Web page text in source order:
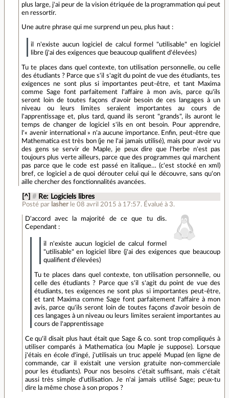
plus large, j'ai peur de la vision étriquée de la programmation qui peut
en ressortir.
Une autre phrase qui me surprend un peu, plus haut :
il n'existe aucun logiciel de calcul formel "utilisable" en logiciel
libre (j'ai des exigences que beaucoup qualifient d'élevées)
Tu te places dans quel contexte, ton utilisation personnelle, ou celle
des étudiants ? Parce que s'il s'agit du point de vue des étudiants, tes
exigences ne sont plus si importantes peut-être, et tant Maxima
comme Sage font parfaitement l'affaire à mon avis, parce qu'ils
seront loin de toutes façons d'avoir besoin de ces langages à un
niveau ou leurs limites seraient importantes au cours de
l'apprentissage et, plus tard, quand ils seront "grands", ils auront le
temps de changer de logiciel s'ils en ont besoin. Pour apprendre,
l'« avenir international » n'a aucune importance. Enfin, peut-être que
Mathematica est très bon (je ne l'ai jamais utilisé), mais pour avoir vu
des gens se servir de Maple, je peux dire que l'herbe n'est pas
toujours plus verte ailleurs, parce que des programmes qui marchent
pas parce que le code est passé en italique… (c'est stocké en xml)
bref, ce logiciel a de quoi dérouter celui qui le découvre, sans qu'on
aille chercher des fonctionnalités avancées.
[^] # Re: Logiciels libres
Posté par lasher le 08 avril 2015 à 17:57. Évalué à 3.
D'accord avec la majorité de ce que tu dis.
Cependant :
il n'existe aucun logiciel de calcul formel
"utilisable" en logiciel libre (j'ai des exigences que beaucoup
qualifient d'élevées)
Tu te places dans quel contexte, ton utilisation personnelle, ou
celle des étudiants ? Parce que s'il s'agit du point de vue des
étudiants, tes exigences ne sont plus si importantes peut-être,
et tant Maxima comme Sage font parfaitement l'affaire à mon
avis, parce qu'ils seront loin de toutes façons d'avoir besoin de
ces langages à un niveau ou leurs limites seraient importantes au
cours de l'apprentissage
Ce qu'il disait plus haut était que Sage & co. sont trop compliqués à
utiliser comparés à Mathematica (ou Maple je suppose). Lorsque
j'étais en école d'ingé, j'utilisais un truc appelé Mupad (en ligne de
commande, car il existait une version gratuite non-commerciale
pour les étudiants). Pour nos besoins c'était suffisant, mais c'était
aussi très simple d'utilisation. Je n'ai jamais utilisé Sage; peux-tu
dire la même chose à son propos ?